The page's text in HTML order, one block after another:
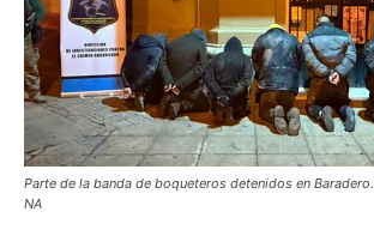
Parte de la banda de boqueteros detenidos en Baradero.
NA